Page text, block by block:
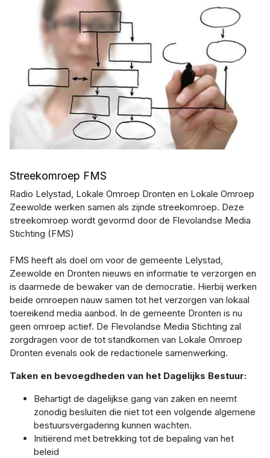
Streekomroep FMS
Radio Lelystad, Lokale Omroep Dronten en Lokale Omroep
Zeewolde werken samen als zijnde streekomroep. Deze
streekomroep wordt gevormd door de Flevolandse Media
Stichting (FMS)
FMS heeft als doel om voor de gemeente Lelystad,
Zeewolde en Dronten nieuws en informatie te verzorgen en
is daarmede de bewaker van de democratie. Hierbij werken
beide omroepen nauw samen tot het verzorgen van lokaal
toereikend media aanbod. In de gemeente Dronten is nu
geen omroep actief. De Flevolandse Media Stichting zal
zorgdragen voor de tot standkomen van Lokale Omroep
Dronten evenals ook de redactionele samenwerking.
Taken en bevoegdheden van het Dagelijks Bestuur:
Behartigt de dagelijkse gang van zaken en neemt
zonodig besluiten die niet tot een volgende algemene
bestuursvergadering kunnen wachten.
Initiërend met betrekking tot de bepaling van het
beleid